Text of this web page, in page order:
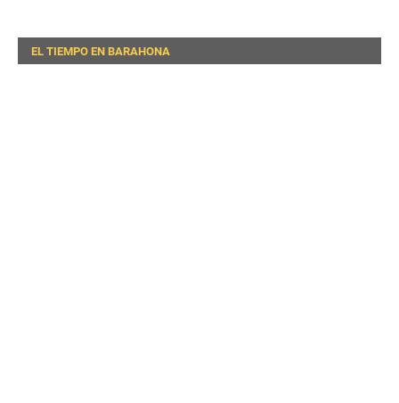
EL TIEMPO EN BARAHONA